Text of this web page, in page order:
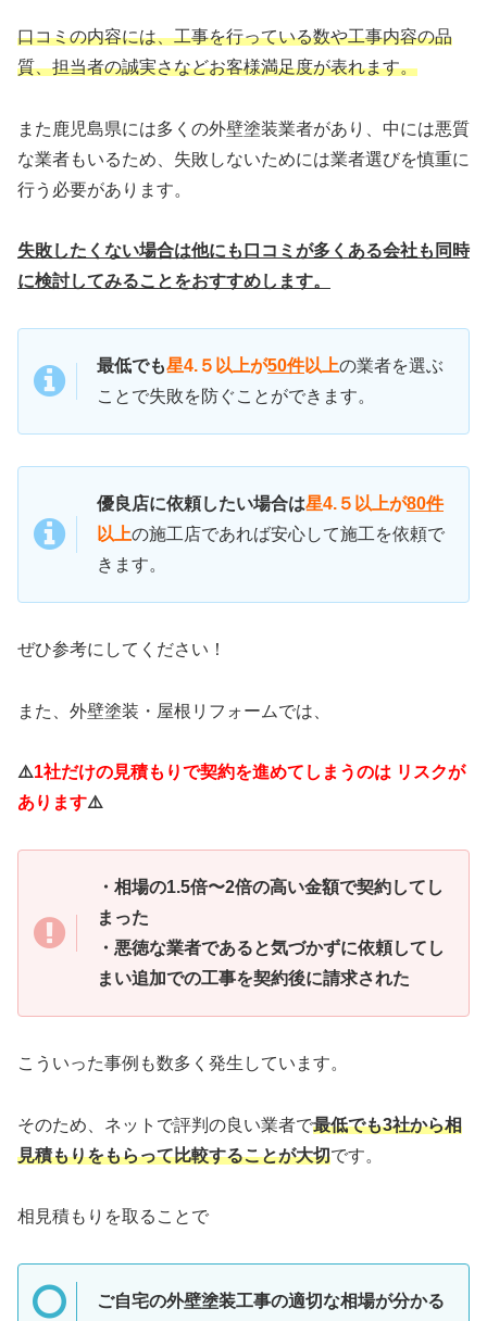
口コミの内容には、工事を行っている数や工事内容の品
質、担当者の誠実さなどお客様満足度が表れます。
また鹿児島県には多くの外壁塗装業者があり、中には悪質
な業者もいるため、失敗しないためには業者選びを慎重に
行う必要があります。
失敗したくない場合は他にも口コミが多くある会社も同時
に検討してみることをおすすめします。
最低でも星4.５以上が50件以上の業者を選ぶ
ことで失敗を防ぐことができます。
優良店に依頼したい場合は星4.５以上が80件
以上の施工店であれば安心して施工を依頼で
きます。
ぜひ参考にしてください！
また、外壁塗装・屋根リフォームでは、
⚠️1社だけの見積もりで契約を進めてしまうのは リスクが
あります⚠️
・相場の1.5倍〜2倍の高い金額で契約してし
まった
・悪徳な業者であると気づかずに依頼してし
まい追加での工事を契約後に請求された
こういった事例も数多く発生しています。
そのため、ネットで評判の良い業者で最低でも3社から相
見積もりをもらって比較することが大切です。
相見積もりを取ることで
ご自宅の外壁塗装工事の適切な相場が分かる